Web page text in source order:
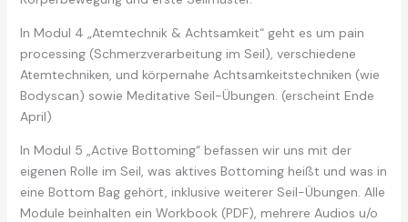
In Modul 4 „Atemtechnik & Achtsamkeit“ geht es um pain
processing (Schmerzverarbeitung im Seil), verschiedene
Atemtechniken, und körpernahe Achtsamkeitstechniken (wie
Bodyscan) sowie Meditative Seil-Übungen. (erscheint Ende
April)
In Modul 5 „Active Bottoming“ befassen wir uns mit der
eigenen Rolle im Seil, was aktives Bottoming heißt und was in
eine Bottom Bag gehört, inklusive weiterer Seil-Übungen. Alle
Module beinhalten ein Workbook (PDF), mehrere Audios u/o